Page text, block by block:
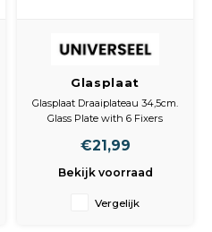
Glasplaat
Draaiplateau 34,5cm
Glasplaat Draaiplateau 34,5cm.
Glass Plate with 6 Fixers
€21,99
Bekijk voorraad
Vergelijk